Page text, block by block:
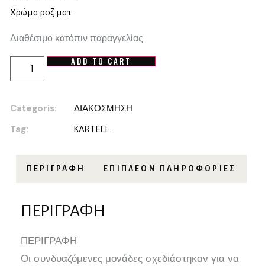
Χρώμα ροζ ματ
Διαθέσιμο κατόπιν παραγγελίας
ADD TO CART
Categoris:
ΔΙΑΚΟΣΜΗΣΗ
Tag:
KARTELL
ΠΕΡΙΓΡΑΦΉ ΕΠΙΠΛΈΟΝ ΠΛΗΡΟΦΟΡΊΕΣ
ΠΕΡΙΓΡΑΦΉ
ΠΕΡΙΓΡΑΦΗ
Οι συνδυαζόμενες μονάδες σχεδιάστηκαν για να